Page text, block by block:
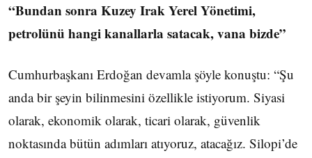
“Bundan sonra Kuzey Irak Yerel Yönetimi,
petrolünü hangi kanallarla satacak, vana bizde”
Cumhurbaşkanı Erdoğan devamla şöyle konuştu: “Şu
anda bir şeyin bilinmesini özellikle istiyorum. Siyasi
olarak, ekonomik olarak, ticari olarak, güvenlik
noktasında bütün adımları atıyoruz, atacağız. Silopi’de